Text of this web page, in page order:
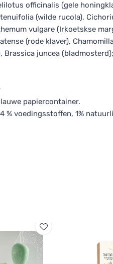
officinalis (gele
(wilde rucola),
vulgare (Irkoetskse
(rode klaver),
Brassica juncea
papiercontainer.
% voedingsstoffen, 1%